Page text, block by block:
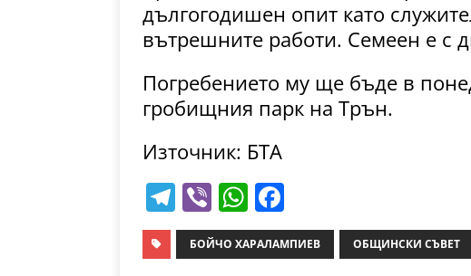
дългогодишен опит като
вътрешните работи. Семеен е с
Погребението му ще бъде в
гробищния парк на Трън.
Източник: БТА
T
el
e
Vi
b
er
W
h
at
a
c
БОЙЧО ХАРАЛАМПИЕВ ОБЩИНСКИ СЪВЕТ